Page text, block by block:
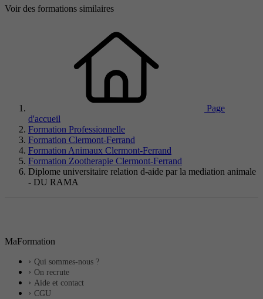
Voir des formations similaires
Page
d'accueil
Formation Professionnelle
Formation Clermont-Ferrand
Formation Animaux Clermont-Ferrand
Formation Zootherapie Clermont-Ferrand
Diplome universitaire relation d-aide par la mediation animale
- DU RAMA
MaFormation
Qui sommes-nous ?
On recrute
Aide et contact
CGU